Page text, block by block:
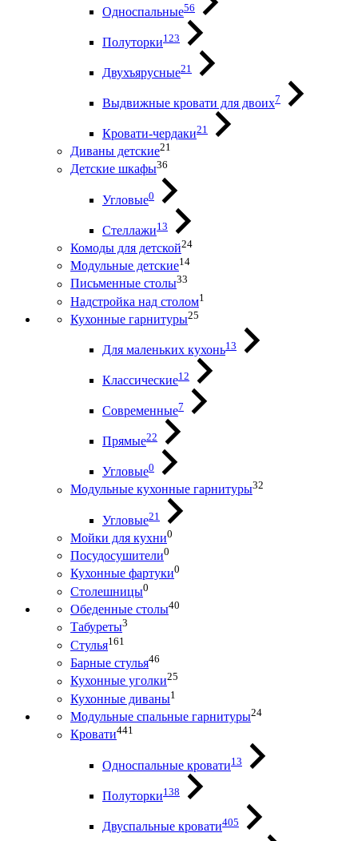
Односпальные56
Полуторки123
Двухъярусные21
Выдвижные кровати для двоих7
Кровати-чердаки21
Диваны детские21
Детские шкафы36
Угловые0
Стеллажи13
Комоды для детской24
Модульные детские14
Письменные столы33
Надстройка над столом1
Кухонные гарнитуры25
Для маленьких кухонь13
Классические12
Современные7
Прямые22
Угловые0
Модульные кухонные гарнитуры32
Угловые21
Мойки для кухни0
Посудосушители0
Кухонные фартуки0
Столешницы0
Обеденные столы40
Табуреты3
Стулья161
Барные стулья46
Кухонные уголки25
Кухонные диваны1
Модульные спальные гарнитуры24
Кровати441
Односпальные кровати13
Полуторки138
Двуспальные кровати405